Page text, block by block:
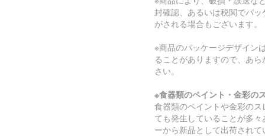
封確認、あるいは税関でパ
がされる場合もございます。
※商品のパッケージデザイン
ることがありますので、あ
さい。
※食器類のペイント・金彩の
食器類のペイントや金彩のス
ても発生していることが多々
ーから新品として出荷されて